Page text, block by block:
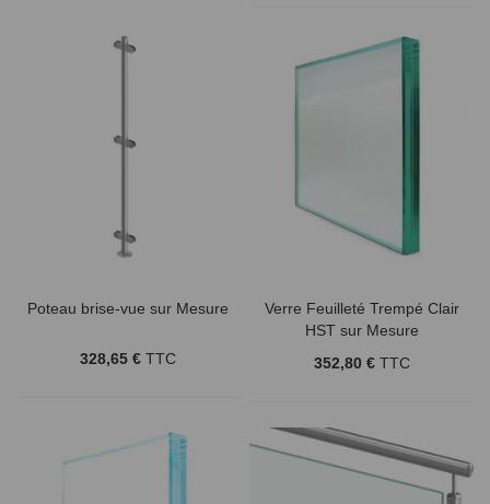
Poteau brise-vue sur Mesure
328,65 € TTC
Verre Feuilleté Trempé Clair
HST sur Mesure
352,80 € TTC